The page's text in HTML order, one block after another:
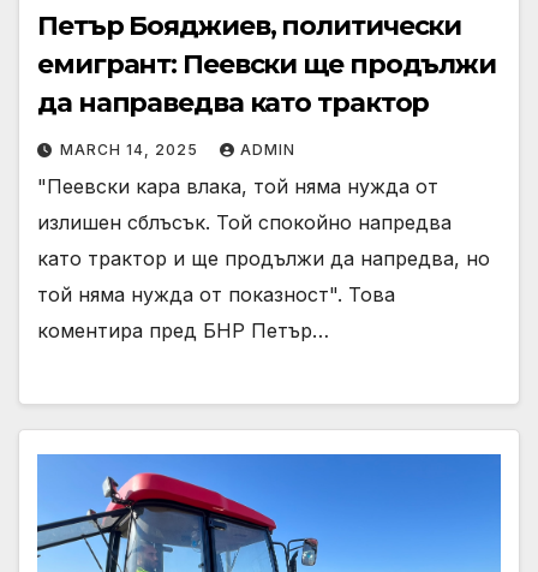
Петър Бояджиев, политически
емигрант: Пеевски ще продължи
да направедва като трактор
MARCH 14, 2025 ADMIN
"Пеевски кара влака, той няма нужда от
излишен сблъсък. Той спокойно напредва
като трактор и ще продължи да напрeдва, но
той няма нужда от показност". Това
коментира пред БНР Петър…